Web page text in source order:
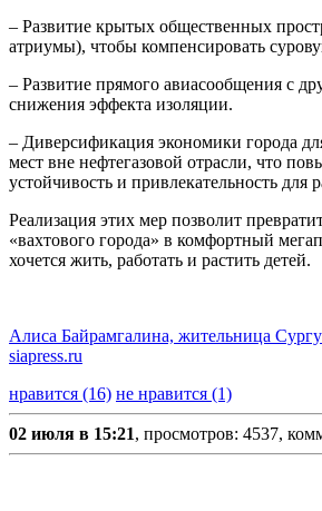
‒ Развитие крытых общественных
атриумы), чтобы компенсировать
‒ Развитие прямого авиасообщения с
снижения эффекта изоляции.
‒ Диверсификация экономики города
мест вне нефтегазовой отрасли, что
устойчивость и привлекательность для
Реализация этих мер позволит
«вахтового города» в комфортный
хочется жить, работать и растить детей.
Алиса Байрамгалина, жительница
siapress.ru
нравится (16) не нравится (1)
02 июля в 15:21, просмотров: 4537,